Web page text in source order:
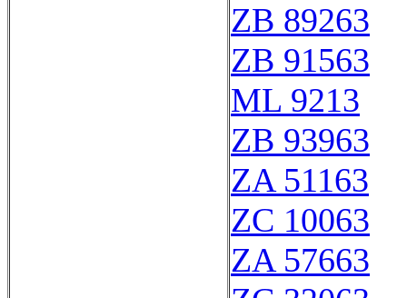
ZB 89263
ZB 91563
ML 9213
ZB 93963
ZA 51163
ZC 10063
ZA 57663